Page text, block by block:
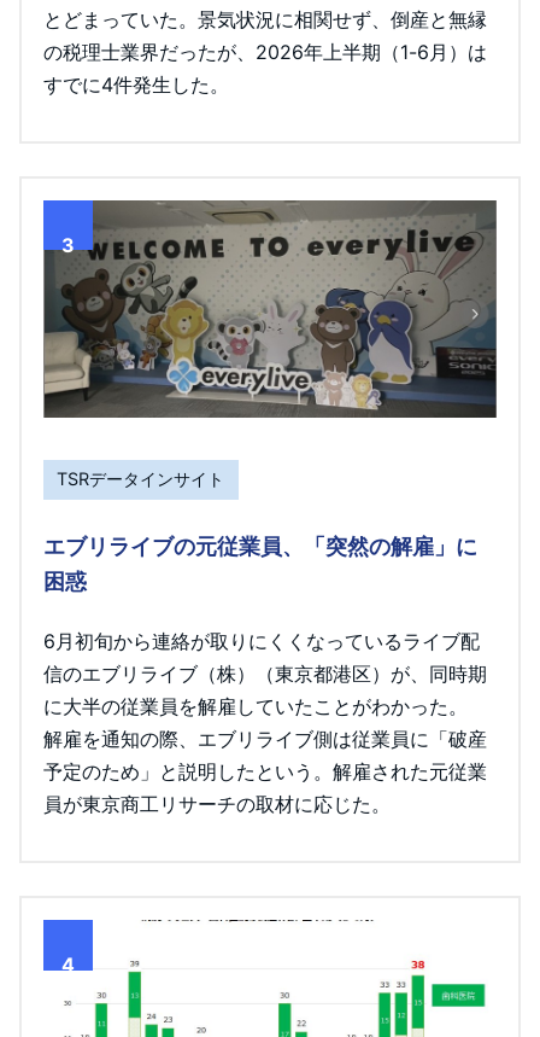
とどまっていた。景気状況に相関せず、倒産と無縁
の税理士業界だったが、2026年上半期（1-6月）は
すでに4件発生した。
3
TSRデータインサイト
エブリライブの元従業員、「突然の解雇」に
困惑
6月初旬から連絡が取りにくくなっているライブ配
信のエブリライブ（株）（東京都港区）が、同時期
に大半の従業員を解雇していたことがわかった。
解雇を通知の際、エブリライブ側は従業員に「破産
予定のため」と説明したという。解雇された元従業
員が東京商工リサーチの取材に応じた。
4